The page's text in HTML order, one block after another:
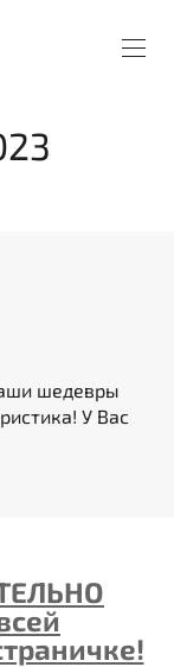
шедевры
У Вас